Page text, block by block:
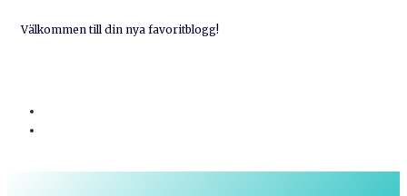
Välkommen till din nya favoritblogg!